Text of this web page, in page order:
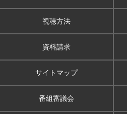
視聴方法
資料請求
サイトマップ
番組審議会